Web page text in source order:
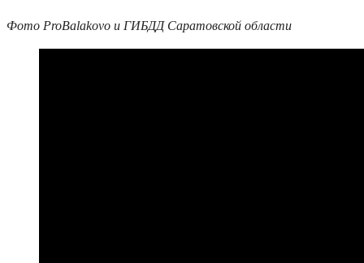
Фото ProBalakovo и ГИБДД Саратовской области